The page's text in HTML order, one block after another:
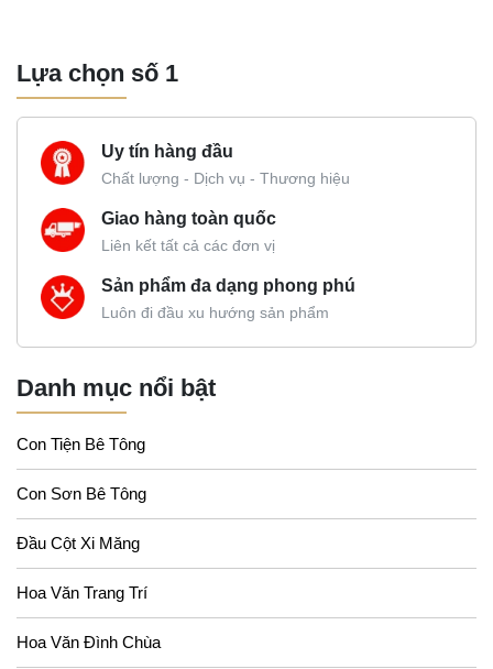
Lựa chọn số 1
Uy tín hàng đầu
Chất lượng - Dịch vụ - Thương hiệu
Giao hàng toàn quốc
Liên kết tất cả các đơn vị
Sản phẩm đa dạng phong phú
Luôn đi đầu xu hướng sản phẩm
Danh mục nổi bật
Con Tiện Bê Tông
Con Sơn Bê Tông
Đầu Cột Xi Măng
Hoa Văn Trang Trí
Hoa Văn Đình Chùa